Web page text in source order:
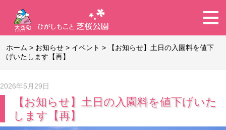
ホーム > お知らせ > イベント >
【お知らせ】土日の入園料を値下
げいたします【再】
2026年5月29日
【お知らせ】土日の入園料を値下げいた
します【再】